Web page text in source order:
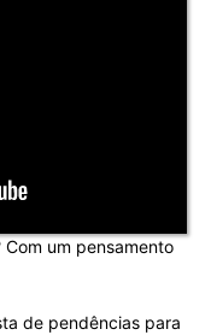
um pensamento
de pendências para